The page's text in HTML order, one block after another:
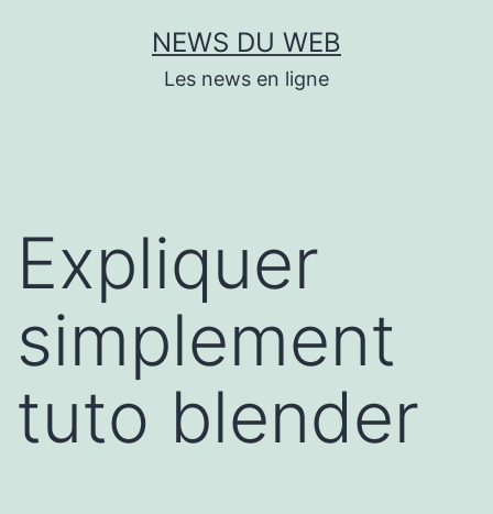
NEWS DU WEB
Les news en ligne
Expliquer
simplement
tuto blender